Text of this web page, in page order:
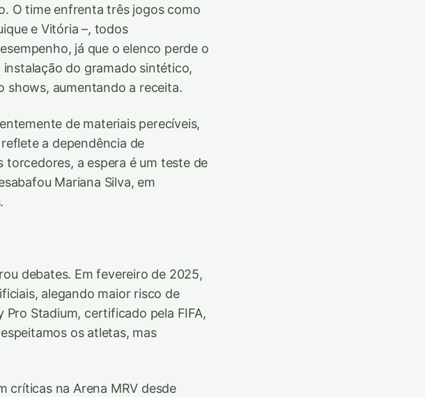
O time enfrenta três jogos como
e Vitória –, todos
já que o elenco perde o
do gramado sintético,
shows, aumentando a receita.
de materiais perecíveis,
a dependência de
a espera é um teste de
Mariana Silva, em
debates. Em fevereiro de 2025,
alegando maior risco de
Stadium, certificado pela FIFA,
os atletas, mas
críticas na Arena MRV desde